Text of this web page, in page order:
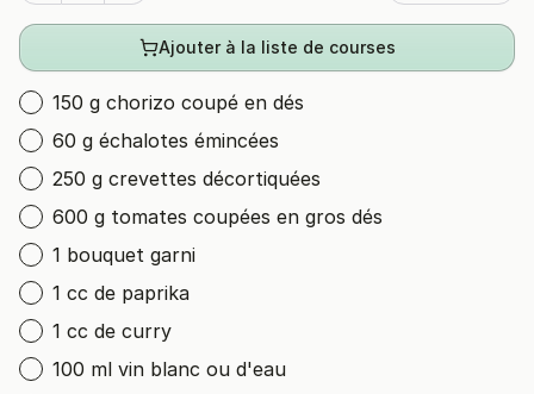
Ajouter à la liste de courses
150 g chorizo coupé en dés
60 g échalotes émincées
250 g crevettes décortiquées
600 g tomates coupées en gros dés
1 bouquet garni
1 cc de paprika
1 cc de curry
100 ml vin blanc ou d'eau